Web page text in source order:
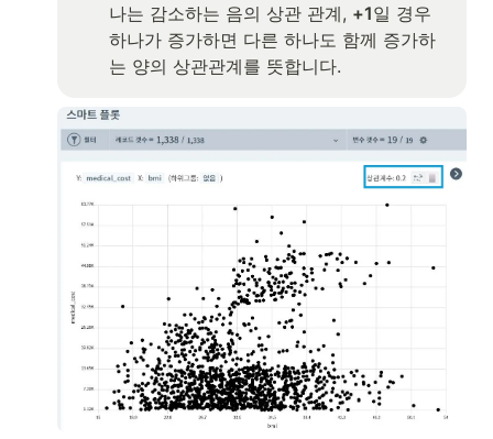
나는 감소하는 음의 상관 관계, +1일 경우
하나가 증가하면 다른 하나도 함께 증가하
는 양의 상관관계를 뜻합니다.